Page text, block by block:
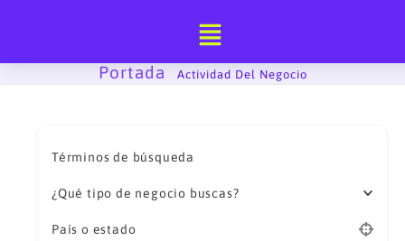
Portada
Actividad Del Negocio
Términos de búsqueda
¿Qué tipo de negocio buscas?
País o estado